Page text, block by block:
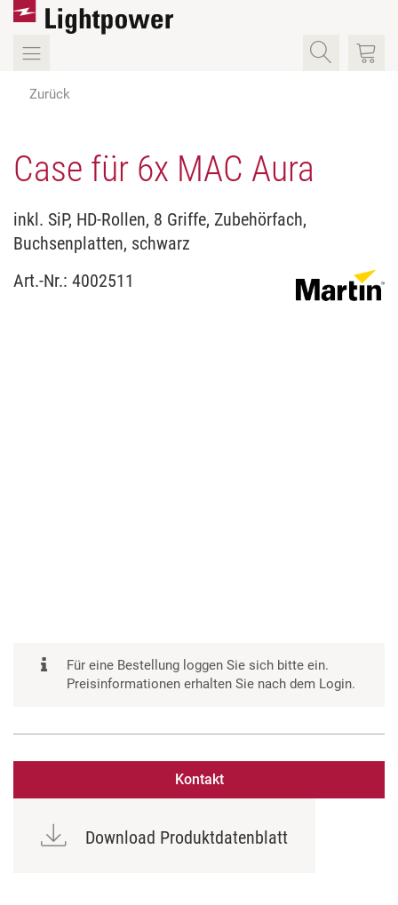
Zurück
Case für 6x MAC Aura
inkl. SiP, HD-Rollen, 8 Griffe, Zubehörfach,
Buchsenplatten, schwarz
Art.-Nr.: 4002511
Für eine Bestellung loggen Sie sich bitte ein.
Preisinformationen erhalten Sie nach dem Login.
Kontakt
Download Produktdatenblatt